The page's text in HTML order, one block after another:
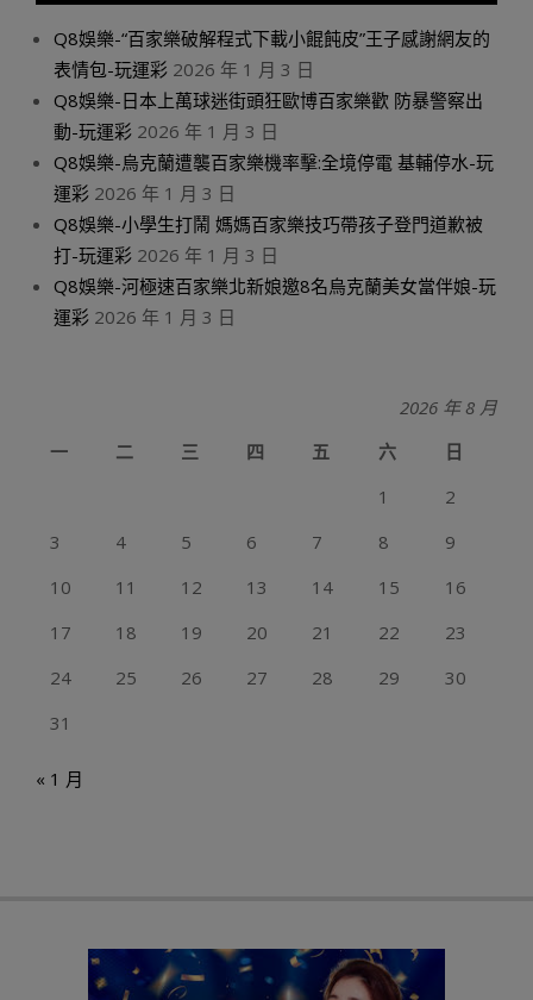
Q8娛樂-“百家樂破解程式下載小餛飩皮”王子感謝網友的
表情包-玩運彩 2026 年 1 月 3 日
Q8娛樂-日本上萬球迷街頭狂歐博百家樂歡 防暴警察出
動-玩運彩 2026 年 1 月 3 日
Q8娛樂-烏克蘭遭襲百家樂機率擊:全境停電 基輔停水-玩
運彩 2026 年 1 月 3 日
Q8娛樂-小學生打鬧 媽媽百家樂技巧帶孩子登門道歉被
打-玩運彩 2026 年 1 月 3 日
Q8娛樂-河極速百家樂北新娘邀8名烏克蘭美女當伴娘-玩
運彩 2026 年 1 月 3 日
2026 年 8 月
一
二 三 四 五 六
日
1
2
3
4 5 6 7 8
9
10
11 12 13 14 15
16
17
18 19 20 21 22
23
24
25 26 27 28 29
30
31
« 1 月